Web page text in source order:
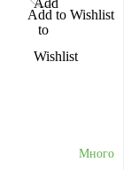
Add to Wishlist
Много